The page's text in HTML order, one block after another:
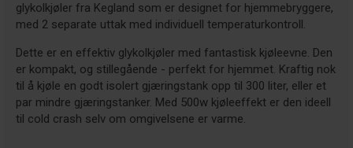
glykolkjøler fra Kegland som er designet for hjemmebryggere,
med 2 separate uttak med individuell temperaturkontroll.
Dette er en effektiv glykolkjøler med fantastisk kjøleevne. Den
er kompakt, og stillegående - perfekt for hjemmet. Kraftig nok
til å kjøle en godt isolert gjæringstank opp til 300 liter, eller et
par mindre gjæringstanker. Med 500w kjøleeffekt er den ideell
til cold crash selv om omgivelsene er varme.